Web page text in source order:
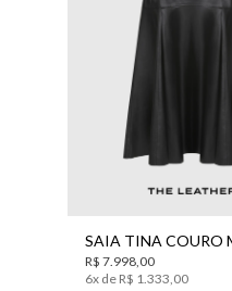
44
R$ 7.998,00
6x de R$ 1.333,00